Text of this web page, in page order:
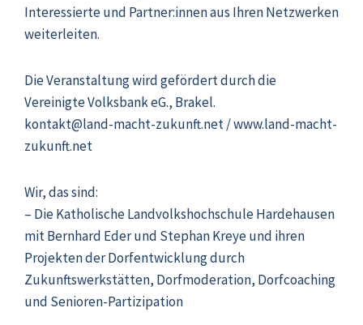
Interessierte und Partner:innen aus Ihren Netzwerken
weiterleiten.
Die Veranstaltung wird gefördert durch die
Vereinigte Volksbank eG., Brakel.
kontakt@land-macht-zukunft.net / www.land-macht-
zukunft.net
Wir, das sind:
– Die Katholische Landvolkshochschule Hardehausen
mit Bernhard Eder und Stephan Kreye und ihren
Projekten der Dorfentwicklung durch
Zukunftswerkstätten, Dorfmoderation, Dorfcoaching
und Senioren-Partizipation